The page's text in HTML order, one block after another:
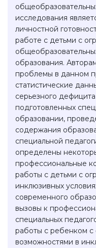
исследования
личностной
работе с детьми с
образования.
проблемы в данном
статистические
серьезного
подготовленных
образовании,
содержания
специальной
определены
профессиональные
работы с детьми с
инклюзивных
современного
вызовы к
специальных
работы с ребенком с
возможностями в